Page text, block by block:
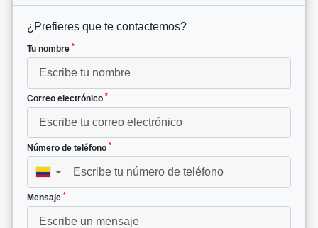
¿Prefieres que te contactemos?
Tu nombre *
Correo electrónico *
Número de teléfono *
▼
Mensaje *